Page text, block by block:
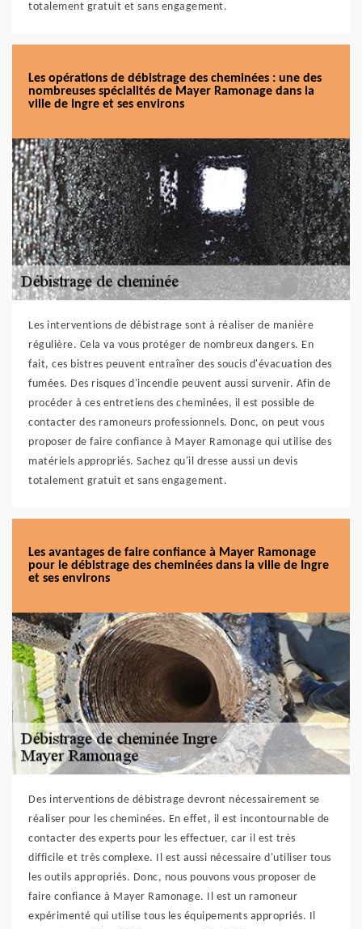
totalement gratuit et sans engagement.
Les opérations de débistrage des cheminées : une des
nombreuses spécialités de Mayer Ramonage dans la
ville de Ingre et ses environs
Les interventions de débistrage sont à réaliser de manière
régulière. Cela va vous protéger de nombreux dangers. En
fait, ces bistres peuvent entraîner des soucis d'évacuation des
fumées. Des risques d'incendie peuvent aussi survenir. Afin de
procéder à ces entretiens des cheminées, il est possible de
contacter des ramoneurs professionnels. Donc, on peut vous
proposer de faire confiance à Mayer Ramonage qui utilise des
matériels appropriés. Sachez qu'il dresse aussi un devis
totalement gratuit et sans engagement.
Les avantages de faire confiance à Mayer Ramonage
pour le débistrage des cheminées dans la ville de Ingre
et ses environs
Des interventions de débistrage devront nécessairement se
réaliser pour les cheminées. En effet, il est incontournable de
contacter des experts pour les effectuer, car il est très
difficile et très complexe. Il est aussi nécessaire d'utiliser tous
les outils appropriés. Donc, nous pouvons vous proposer de
faire confiance à Mayer Ramonage. Il est un ramoneur
expérimenté qui utilise tous les équipements appropriés. Il